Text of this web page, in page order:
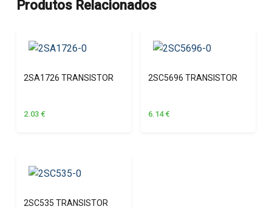
Produtos Relacionados
2SA1726 TRANSISTOR
2.03 €
2SC5696 TRANSISTOR
6.14 €
2SC535 TRANSISTOR